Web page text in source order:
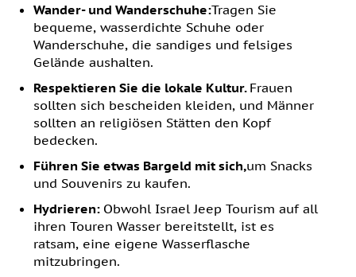
Wander- und Wanderschuhe:Tragen Sie
bequeme, wasserdichte Schuhe oder
Wanderschuhe, die sandiges und felsiges
Gelände aushalten.
Respektieren Sie die lokale Kultur. Frauen
sollten sich bescheiden kleiden, und Männer
sollten an religiösen Stätten den Kopf
bedecken.
Führen Sie etwas Bargeld mit sich,um Snacks
und Souvenirs zu kaufen.
Hydrieren: Obwohl Israel Jeep Tourism auf all
ihren Touren Wasser bereitstellt, ist es
ratsam, eine eigene Wasserflasche
mitzubringen.